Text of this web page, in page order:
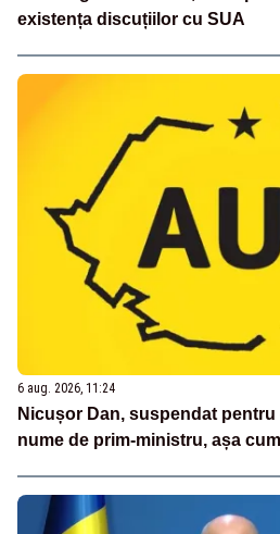
existența discuțiilor cu SUA
6 aug. 2026, 11:24
Nicușor Dan, suspendat
nume de prim-ministru, așa